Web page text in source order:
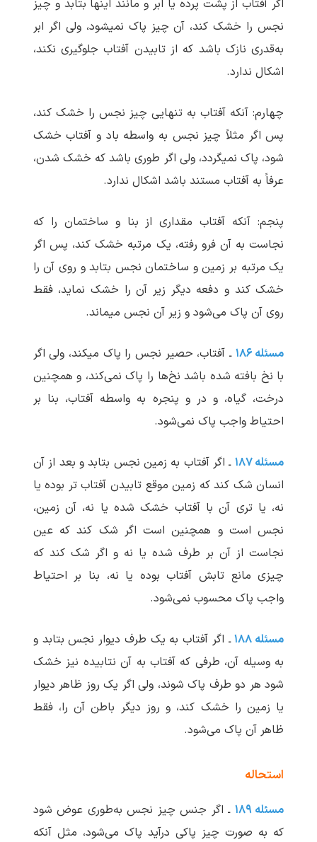
اگر آفتاب از پشت پرده یا ابر و مانند اینها بتابد و چیز
نجس را خشک کند، آن چیز پاک نمی‏شود، ولی اگر ابر
به‌قدری نازک باشد که از تابیدن آفتاب جلوگیری نکند،
اشکال ندارد.
چهارم: آنکه آفتاب به تنهایی چیز نجس را خشک کند،
پس اگر مثلاً چیز نجس به واسطه باد و آفتاب خشک
شود، پاک نمی‏گردد، ولی اگر طوری باشد که خشک شدن،
عرفاً به آفتاب مستند باشد اشکال ندارد.
پنجم: آنکه آفتاب مقداری از بنا و ساختمان را که
نجاست به آن فرو رفته، یک مرتبه خشک کند، پس اگر
یک مرتبه بر زمین و ساختمان نجس بتابد و روی آن را
خشک کند و دفعه دیگر زیر آن را خشک نماید، فقط
روی آن پاک می‌شود و زیر آن نجس می‏ماند.
مسئله ۱۸۶
ـ آفتاب، حصیر نجس را پاک می‏کند، ولی اگر
با نخ بافته شده باشد نخ‌ها را پاک نمی‌کند، و همچنین
درخت، گیاه، و در و پنجره به واسطه آفتاب، بنا بر
احتیاط واجب پاک نمی‌شود.
مسئله ۱۸۷
ـ اگر آفتاب به زمین نجس بتابد و بعد از آن
انسان شک کند که زمین موقع تابیدن آفتاب تر بوده یا
نه، یا تری آن با آفتاب خشک شده یا نه، آن زمین،
نجس است و همچنین است اگر شک کند که عین
نجاست از آن بر طرف شده یا نه و اگر شک کند که
چیزی مانع تابش آفتاب بوده یا نه، بنا بر احتیاط
واجب پاک محسوب نمی‌شود.
مسئله ۱۸۸
ـ اگر آفتاب به یک طرف دیوار نجس بتابد و
به وسیله آن، طرفی که آفتاب به آن نتابیده نیز خشک
شود هر دو طرف پاک شوند، ولی اگر یک روز ظاهر دیوار
یا زمین را خشک کند، و روز دیگر باطن آن را، فقط
ظاهر آن پاک می‌شود.
استحاله
مسئله ۱۸۹
ـ اگر جنس چیز نجس به‌طوری عوض شود
که به صورت چیز پاکی درآید پاک می‌شود، مثل آنکه